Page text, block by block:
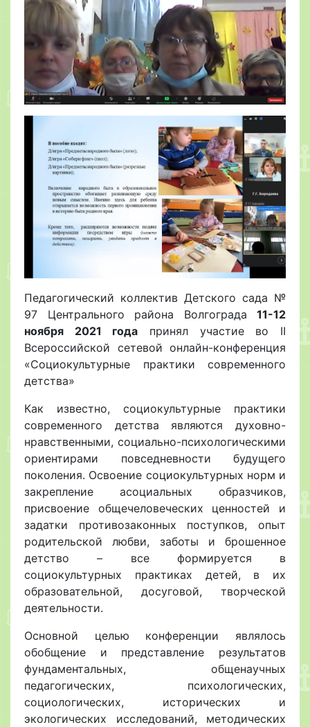
Педагогический коллектив Детского сада №
97 Центрального района Волгограда 11-12
ноября 2021 года принял участие во II
Всероссийской сетевой онлайн-конференция
«Социокультурные практики современного
детства»
Как известно, социокультурные практики
современного детства являются духовно-
нравственными, социально-психологическими
ориентирами повседневности будущего
поколения. Освоение социокультурных норм и
закрепление асоциальных образчиков,
присвоение общечеловеческих ценностей и
задатки противозаконных поступков, опыт
родительской любви, заботы и брошенное
детство – все формируется в
социокультурных практиках детей, в их
образовательной, досуговой, творческой
деятельности.
Основной целью конференции являлось
обобщение и представление результатов
фундаментальных, общенаучных
педагогических, психологических,
социологических, исторических и
экологических исследований, методических